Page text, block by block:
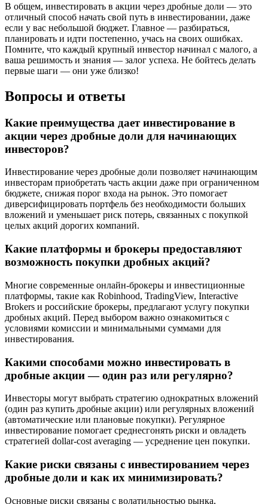
В общем, инвестировать в акции через дробные доли — это
отличный способ начать свой путь в инвестировании, даже
если у вас небольшой бюджет. Главное — разбираться,
планировать и идти постепенно, учась на своих ошибках.
Помните, что каждый крупный инвестор начинал с малого, а
ваша решимость и знания — залог успеха. Не бойтесь делать
первые шаги — они уже близко!
Вопросы и ответы
Какие преимущества дает инвестирование в
акции через дробные доли для начинающих
инвесторов?
Инвестирование через дробные доли позволяет начинающим
инвесторам приобретать часть акции даже при ограниченном
бюджете, снижая порог входа на рынок. Это помогает
диверсифицировать портфель без необходимости больших
вложений и уменьшает риск потерь, связанных с покупкой
целых акций дорогих компаний.
Какие платформы и брокеры предоставляют
возможность покупки дробных акций?
Многие современные онлайн-брокеры и инвестиционные
платформы, такие как Robinhood, TradingView, Interactive
Brokers и российские брокеры, предлагают услугу покупки
дробных акций. Перед выбором важно ознакомиться с
условиями комиссии и минимальными суммами для
инвестирования.
Какими способами можно инвестировать в
дробные акции — один раз или регулярно?
Инвесторы могут выбрать стратегию однократных вложений
(один раз купить дробные акции) или регулярных вложений
(автоматические или плановые покупки). Регулярное
инвестирование помогает среднесгонять риски и овладеть
стратегией dollar-cost averaging — усреднение цен покупки.
Какие риски связаны с инвестированием через
дробные доли и как их минимизировать?
Основные риски связаны с волатильностью рынка,